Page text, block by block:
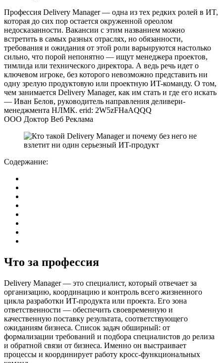
Профессия Delivery Manager — одна из тех редких ролей в ИT,
которая до сих пор остается окруженной ореолом
недосказанности. Вакансии с этим названием можно
встретить в самых разных отраслях, но обязанности,
требования и ожидания от этой роли варьируются настолько
сильно, что порой непонятно — ищут менеджера проектов,
тимлида или технического директора. А ведь речь идет о
ключевом игроке, без которого невозможно представить ни
одну зрелую продуктовую или проектную ИT-команду. О том,
чем занимается Delivery Manager, как им стать и где его искать
— Иван Белов, руководитель направления деливери-
менеджмента НЛМК. erid: 2W5zFHaAQQQ
ООО Доктор Веб Реклама
Содержание:
Что за профессия
Delivery Manager — это специалист, который отвечает за
организацию, координацию и контроль всего жизненного
цикла разработки ИT-продукта или проекта. Его зона
ответственности — обеспечить своевременную и
качественную поставку результата, соответствующего
ожиданиям бизнеса. Список задач обширный: от
формализации требований и подбора специалистов до релиза
и обратной связи от бизнеса. Именно он выстраивает
процессы и координирует работу кросс-функциональных